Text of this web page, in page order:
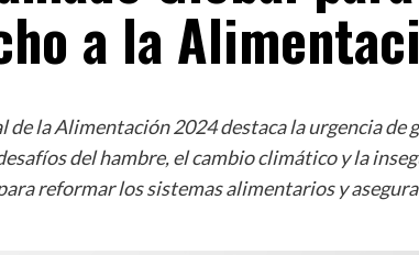
a la
de la Alimentación 2024 destaca la urgencia de
del hambre, el cambio climático y la
reformar los sistemas alimentarios y